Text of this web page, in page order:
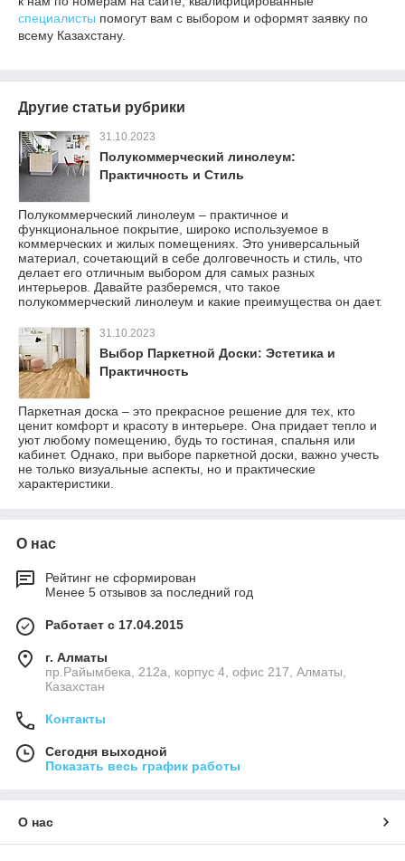
специалисты помогут вам с выбором и оформят заявку по
всему Казахстану.
Другие статьи рубрики
31.10.2023
Полукоммерческий линолеум:
Практичность и Стиль
Полукоммерческий линолеум – практичное и
функциональное покрытие, широко используемое в
коммерческих и жилых помещениях. Это универсальный
материал, сочетающий в себе долговечность и стиль, что
делает его отличным выбором для самых разных
интерьеров. Давайте разберемся, что такое
полукоммерческий линолеум и какие преимущества он дает.
31.10.2023
Выбор Паркетной Доски: Эстетика и
Практичность
Паркетная доска – это прекрасное решение для тех, кто
ценит комфорт и красоту в интерьере. Она придает тепло и
уют любому помещению, будь то гостиная, спальня или
кабинет. Однако, при выборе паркетной доски, важно учесть
не только визуальные аспекты, но и практические
характеристики.
О нас
Рейтинг не сформирован
Менее 5 отзывов за последний год
Работает с 17.04.2015
г. Алматы
пр.Райымбека, 212а, корпус 4, офис 217, Алматы,
Казахстан
Контакты
Сегодня выходной
Показать весь график работы
О нас